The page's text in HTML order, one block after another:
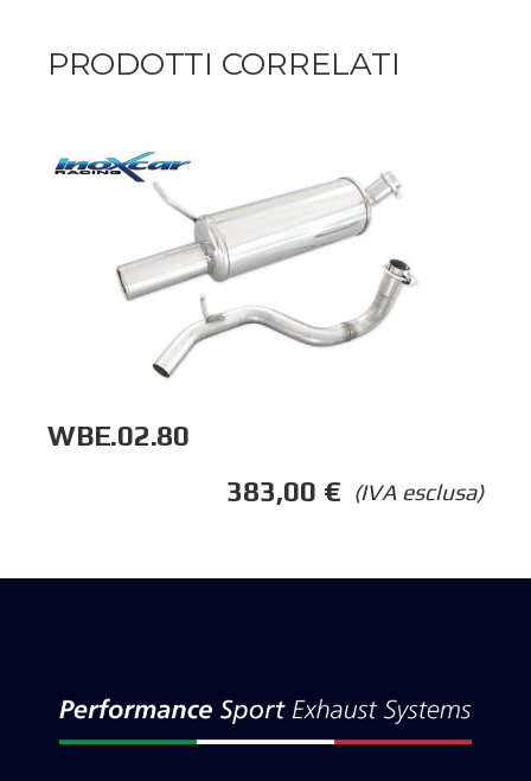
PRODOTTI CORRELATI
WBE.02.80
(IVA esclusa)
383,00 €